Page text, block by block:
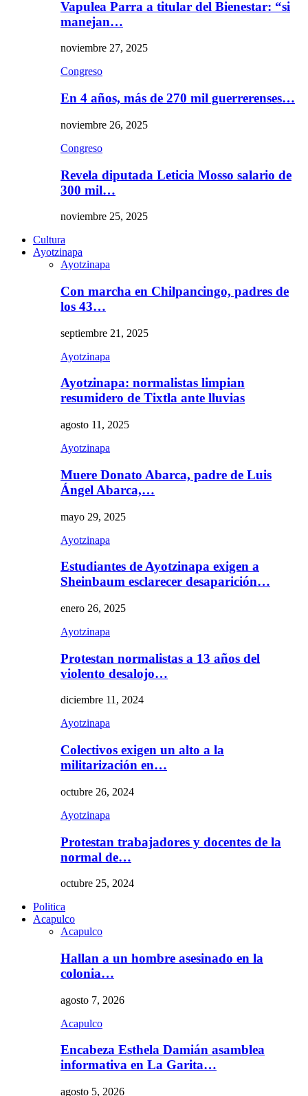
Vapulea Parra a titular del Bienestar: “si
manejan…
noviembre 27, 2025
Congreso
En 4 años, más de 270 mil guerrerenses…
noviembre 26, 2025
Congreso
Revela diputada Leticia Mosso salario de
300 mil…
noviembre 25, 2025
Cultura
Ayotzinapa
Ayotzinapa
Con marcha en Chilpancingo, padres de
los 43…
septiembre 21, 2025
Ayotzinapa
Ayotzinapa: normalistas limpian
resumidero de Tixtla ante lluvias
agosto 11, 2025
Ayotzinapa
Muere Donato Abarca, padre de Luis
Ángel Abarca,…
mayo 29, 2025
Ayotzinapa
Estudiantes de Ayotzinapa exigen a
Sheinbaum esclarecer desaparición…
enero 26, 2025
Ayotzinapa
Protestan normalistas a 13 años del
violento desalojo…
diciembre 11, 2024
Ayotzinapa
Colectivos exigen un alto a la
militarización en…
octubre 26, 2024
Ayotzinapa
Protestan trabajadores y docentes de la
normal de…
octubre 25, 2024
Politica
Acapulco
Acapulco
Hallan a un hombre asesinado en la
colonia…
agosto 7, 2026
Acapulco
Encabeza Esthela Damián asamblea
informativa en La Garita…
agosto 5, 2026